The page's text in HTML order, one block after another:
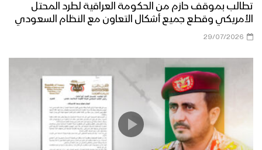
تطالب بموقف حازم من الحكومة العراقية لطرد المحتل
الأمريكي وقطع جميع أشكال التعاون مع النظام السعودي
29/07/2026